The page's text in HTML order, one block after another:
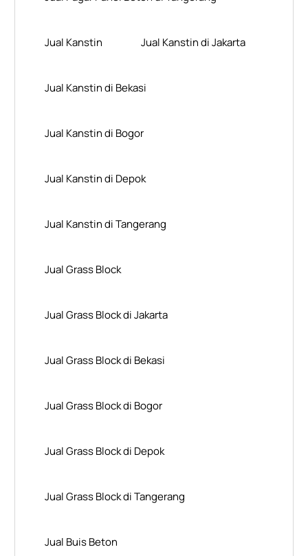
Jual Kanstin Jual Kanstin di Jakarta
Jual Kanstin di Bekasi
Jual Kanstin di Bogor
Jual Kanstin di Depok
Jual Kanstin di Tangerang
Jual Grass Block
Jual Grass Block di Jakarta
Jual Grass Block di Bekasi
Jual Grass Block di Bogor
Jual Grass Block di Depok
Jual Grass Block di Tangerang
Jual Buis Beton